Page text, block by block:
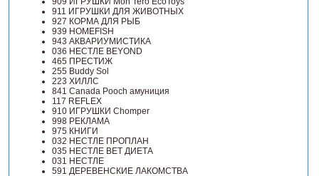
911 ИГРУШКИ ДЛЯ ЖИВОТНЫХ
927 КОРМА ДЛЯ РЫБ
939 HOMEFISH
943 АКВАРИУМИСТИКА
036 НЕСТЛЕ BEYOND
465 ПРЕСТИЖ
255 Buddy Sol
223 ХИЛЛC
841 Canada Poоch амуниция
117 REFLEX
910 ИГРУШКИ Chomper
998 РЕКЛАМА
975 КНИГИ
032 НЕСТЛЕ ПРОПЛАН
035 НЕСТЛЕ ВЕТ ДИЕТА
031 НЕСТЛЕ
591 ДЕРЕВЕНСКИЕ ЛАКОМСТВА